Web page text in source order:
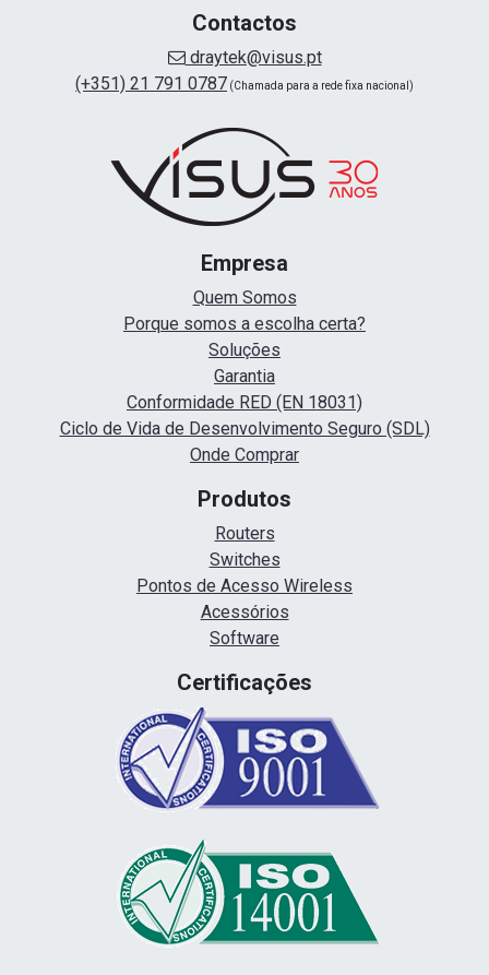
Contactos
draytek@visus.pt
(+351) 21 791 0787 (Chamada para a rede fixa nacional)
Empresa
Quem Somos
Porque somos a escolha certa?
Soluções
Garantia
Conformidade RED (EN 18031)
Ciclo de Vida de Desenvolvimento Seguro (SDL)
Onde Comprar
Produtos
Routers
Switches
Pontos de Acesso Wireless
Acessórios
Software
Certificações